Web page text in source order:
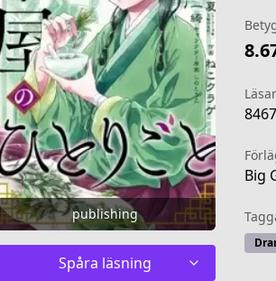
publishing
Spåra läsning
Big